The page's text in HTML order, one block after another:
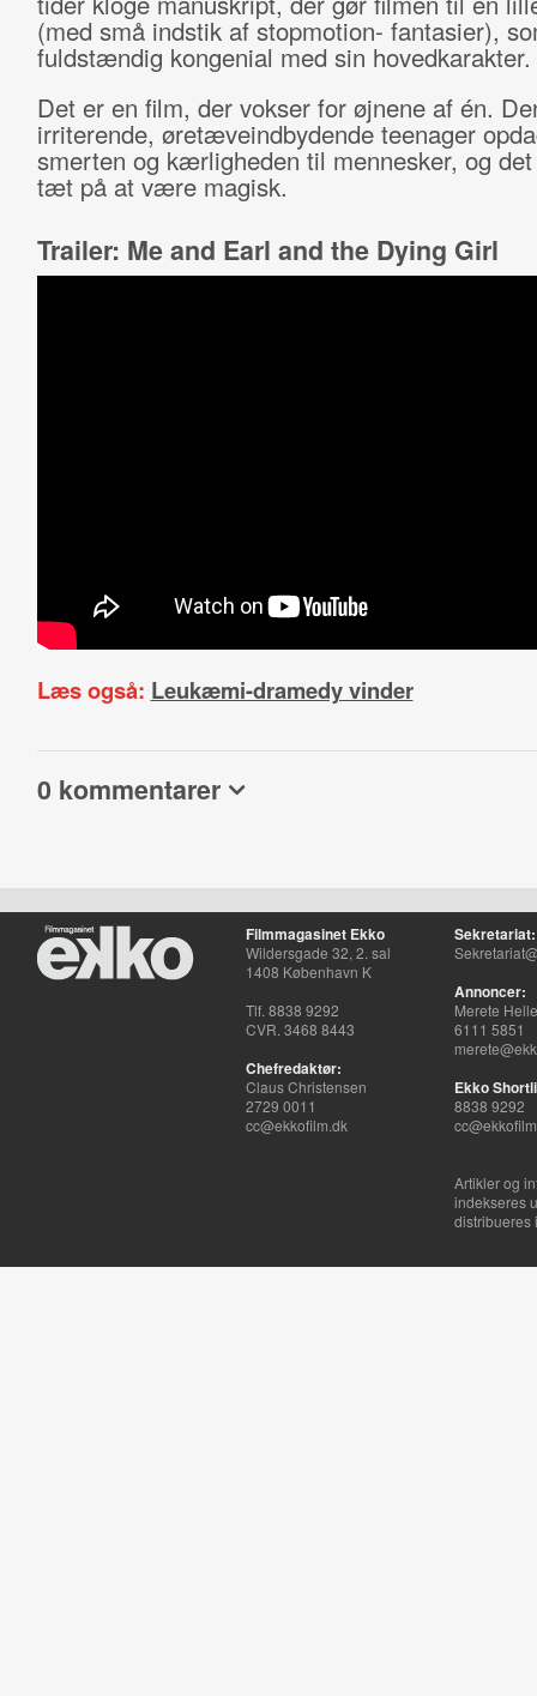
(med små indstik af stopmotion- fantasier),
fuldstændig kongenial med sin hovedkarakter.
Det er en film, der vokser for øjnene af én.
irriterende, øretæveindbydende teenager
smerten og kærligheden til mennesker, og
tæt på at være magisk.
Trailer: Me and Earl and the Dying Girl
Læs også: Leukæmi-dramedy vinder
0 kommentarer
Filmmagasinet Ekko
Wildersgade 32, 2. sal
1408 København K
Tlf. 8838 9292
CVR. 3468 8443
Chefredaktør:
Claus Christensen
2729 0011
cc@ekkofilm.dk
Sekretariat:
Annoncer:
Merete
6111 5851
Ekko
8838 9292
Artikler og
indekseres
distribueres